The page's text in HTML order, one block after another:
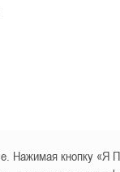
Нажимая кнопку